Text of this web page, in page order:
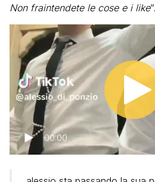
Non fraintendete le cose e i like“.
00:00